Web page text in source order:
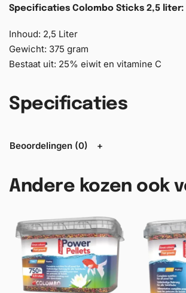
Specificaties Colombo Sticks 2,5 liter:
Inhoud: 2,5 Liter
Gewicht: 375 gram
Bestaat uit: 25% eiwit en vitamine C
Specificaties
Beoordelingen (0)
Andere kozen ook